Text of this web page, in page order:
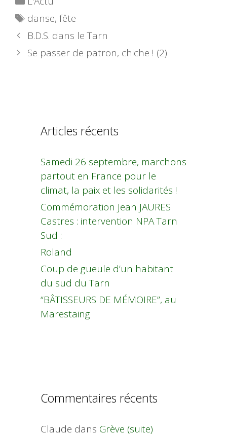
Étiquettes
danse,fête
B.D.S. dans le Tarn
Se passer de patron, chiche ! (2)
Articles récents
Samedi 26 septembre, marchons
partout en France pour le
climat, la paix et les solidarités !
Commémoration Jean JAURES
Castres : intervention NPA Tarn
Sud :
Roland
Coup de gueule d’un habitant
du sud du Tarn
“BÂTISSEURS DE MÉMOIRE”, au
Marestaing
Commentaires récents
Claude dans Grève (suite)